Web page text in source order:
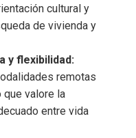
cultural y
de vivienda y
y flexibilidad:
remotas
que valore la
entre vida